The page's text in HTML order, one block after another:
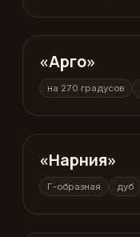
на 270 градусов
«Арго»
на 270 градусов
Г-образная
«Нарния»
Г-образная дуб